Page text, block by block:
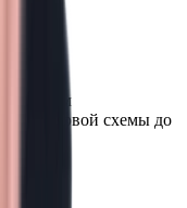
Берём
— от первой схемы до